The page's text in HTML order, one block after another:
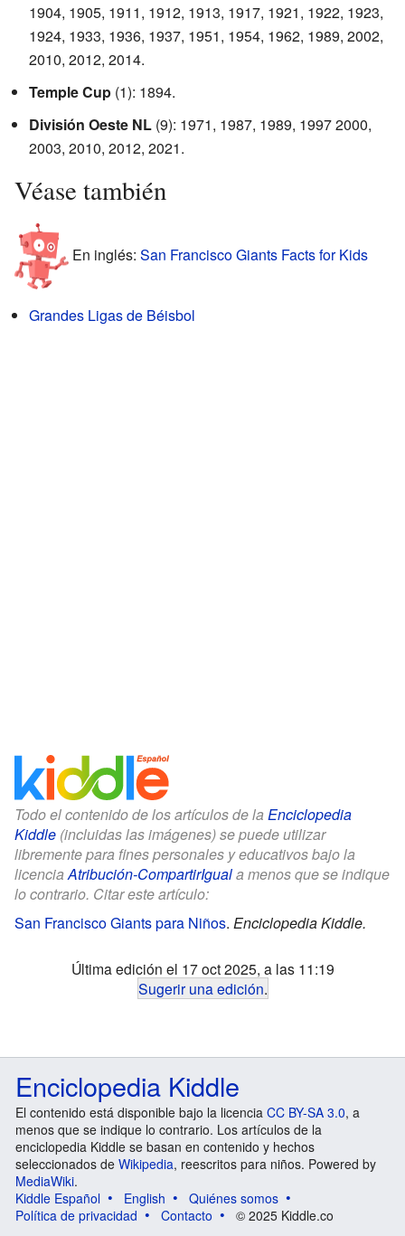
1904, 1905, 1911, 1912, 1913, 1917, 1921, 1922, 1923,
1924, 1933, 1936, 1937, 1951, 1954, 1962, 1989, 2002,
2010, 2012, 2014.
Temple Cup (1): 1894.
División Oeste NL (9): 1971, 1987, 1989, 1997 2000,
2003, 2010, 2012, 2021.
Véase también
En inglés: San Francisco Giants Facts for Kids
Grandes Ligas de Béisbol
Todo el contenido de los artículos de la Enciclopedia
Kiddle (incluidas las imágenes) se puede utilizar
libremente para fines personales y educativos bajo la
licenciaAtribución-CompartirIguala menos que se indique
lo contrario. Citar este artículo:
San Francisco Giants para Niños. Enciclopedia Kiddle.
Última edición el 17 oct 2025, a las 11:19
Sugerir una edición.
Enciclopedia Kiddle
El contenido está disponible bajo la licencia CC BY-SA 3.0, a
menos que se indique lo contrario. Los artículos de la
enciclopedia Kiddle se basan en contenido y hechos
seleccionados de Wikipedia, reescritos para niños. Powered by
MediaWiki.
Kiddle Español
English
Quiénes somos
Política de privacidad
Contacto © 2025 Kiddle.co